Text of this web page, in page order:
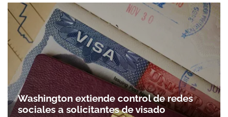
Washington extiende control de redes
sociales a solicitantes de visado